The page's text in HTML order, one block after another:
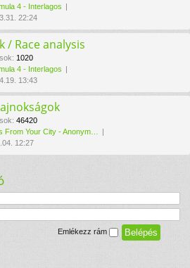
4 - Interlagos
22:24
/ Race analysis
: 1020
4 - Interlagos
13:43
: 46420
From Your City - Anonym…
12:27
Emlékezz rám